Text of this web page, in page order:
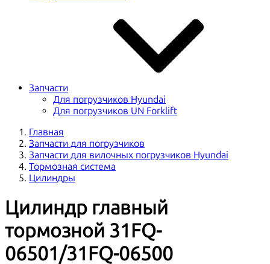
Запчасти
Для погрузчиков Hyundai
Для погрузчиков UN Forklift
Главная
Запчасти для погрузчиков
Запчасти для вилочных погрузчиков Hyundai
Тормозная система
Цилиндры
Цилиндр главный
тормозной 31FQ-
06501/31FQ-06500